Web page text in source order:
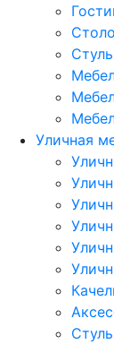
Уличная